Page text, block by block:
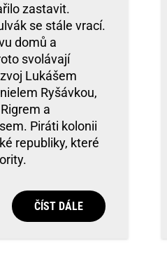
zastavit.
se stále vrací.
domů a
svolávají
Lukášem
Ryšávkou,
a
Piráti kolonii
republiky, které
ČÍST DÁLE